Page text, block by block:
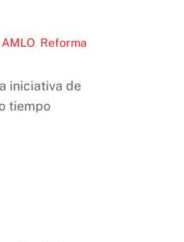
Reforma
iniciativa de
tiempo